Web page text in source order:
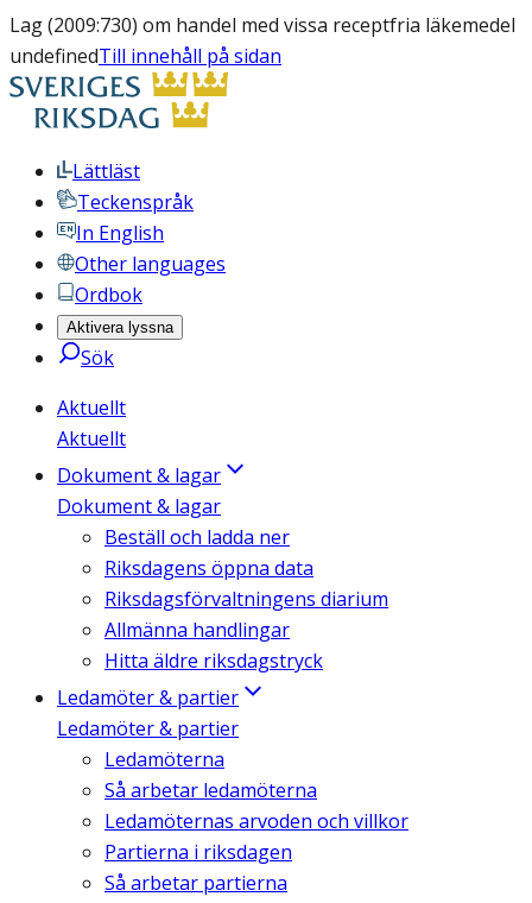
Lag (2009:730) om handel med vissa receptfria läkemedel
undefinedTill innehåll på sidan
Lättläst
Teckenspråk
In English
Other languages
Ordbok
Aktivera lyssna
Sök
Aktuellt
Aktuellt
Dokument & lagar
Dokument & lagar
Beställ och ladda ner
Riksdagens öppna data
Riksdagsförvaltningens diarium
Allmänna handlingar
Hitta äldre riksdagstryck
Ledamöter & partier
Ledamöter & partier
Ledamöterna
Så arbetar ledamöterna
Ledamöternas arvoden och villkor
Partierna i riksdagen
Så arbetar partierna